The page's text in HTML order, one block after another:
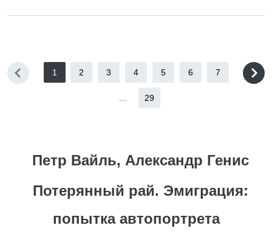
1 2 3 4 5 6 7
29
Петр Вайль, Александр Генис
Потерянный рай. Эмиграция:
попытка автопортрета